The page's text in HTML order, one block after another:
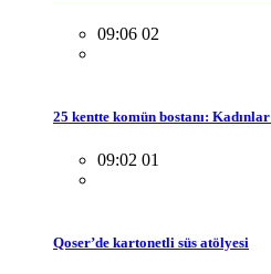
09:06 02
25 kentte komün bostanı:
09:02 01
Qoser’de kartonetli süs atölyesi